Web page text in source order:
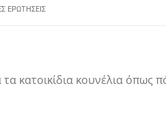
ΕΡΩΤΉΣΕΙΣ
τα κατοικίδια κουνέλια